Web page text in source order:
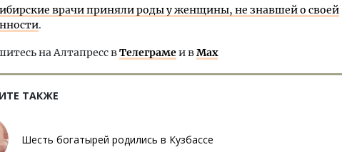
врачи приняли роды у женщины, не знавшей о своей
.
на Алтапресс вТелеграмеи вMax
ТАКЖЕ
Шесть богатырей родились в Кузбассе